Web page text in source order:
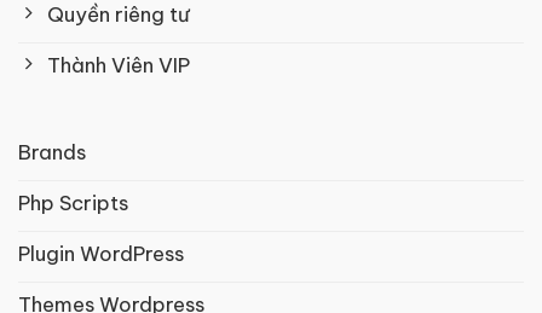
Quyền riêng tư
Thành Viên VIP
Brands
Php Scripts
Plugin WordPress
Themes Wordpress